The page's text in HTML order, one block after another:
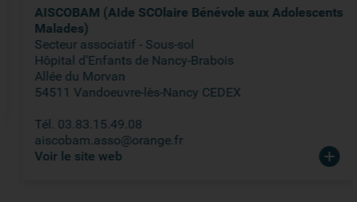
AISCOBAM (AIde SCOlaire Bénévole aux Adolescents
Malades)
Secteur associatif - Sous-sol
Hôpital d’Enfants de Nancy-Brabois
Allée du Morvan
54511 Vandoeuvre-lès-Nancy CEDEX
Tél. 03.83.15.49.08
aiscobam.asso@orange.fr
Voir le site web